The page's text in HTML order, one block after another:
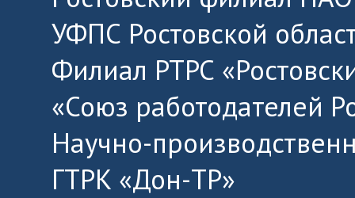
УФПС Ростовской
Филиал РТРС
«Союз работодателей
Научно-
ГТРК «Дон-ТР»